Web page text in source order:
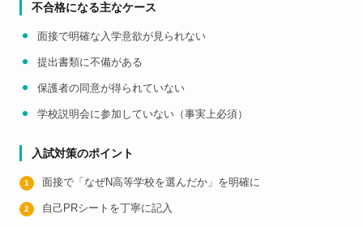
不合格になる主なケース
面接で明確な入学意欲が見られない
提出書類に不備がある
保護者の同意が得られていない
学校説明会に参加していない（事実上必須）
入試対策のポイント
面接で「なぜN高等学校を選んだか」を明確に
自己PRシートを丁寧に記入